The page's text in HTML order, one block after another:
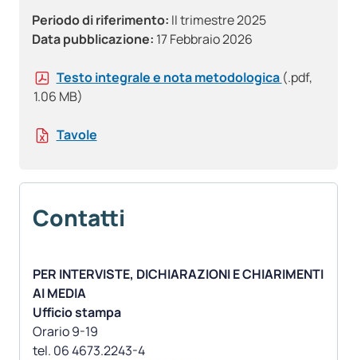
Periodo di riferimento: II trimestre 2025
Data pubblicazione: 17 Febbraio 2026
Testo integrale e nota metodologica (.pdf,
1.06 MB)
Tavole
Contatti
PER INTERVISTE, DICHIARAZIONI E CHIARIMENTI
AI MEDIA
Ufficio stampa
Orario 9-19